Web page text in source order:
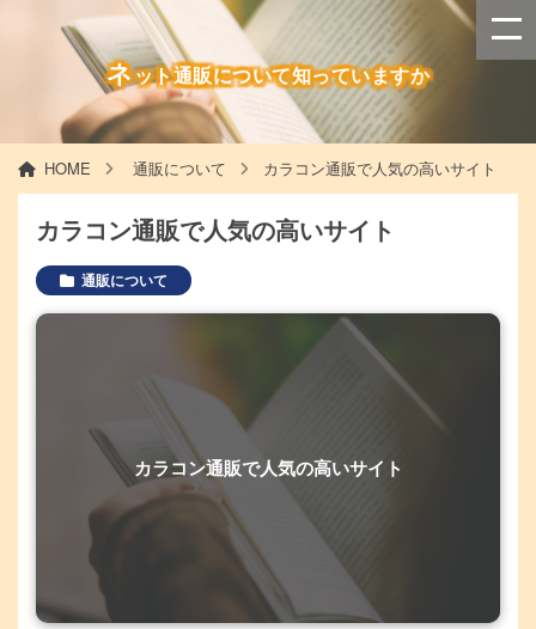
ネット通販について知っていますか
HOME 通販について カラコン通販で人気の高いサイト
カラコン通販で人気の高いサイト
通販について
カラコン通販で人気の高いサイト